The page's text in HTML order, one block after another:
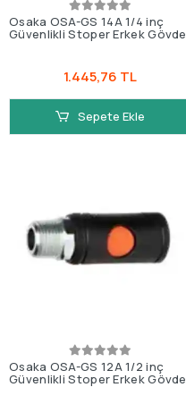
Osaka OSA-GS 14A 1/4 inç
Güvenlikli Stoper Erkek Gövde
1.445,76 TL
Sepete Ekle
Osaka OSA-GS 12A 1/2 inç
Güvenlikli Stoper Erkek Gövde